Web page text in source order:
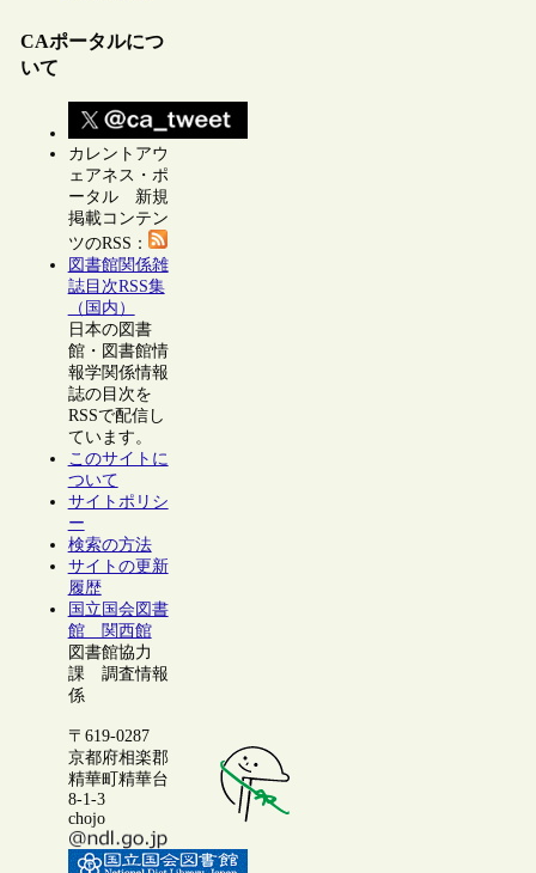
CAポータルにつ
いて
カレントアウ
ェアネス・ポ
ータル 新規
掲載コンテン
ツのRSS：
図書館関係雑
誌目次RSS集
（国内）
日本の図書
館・図書館情
報学関係情報
誌の目次を
RSSで配信し
ています。
このサイトに
ついて
サイトポリシ
ー
検索の方法
サイトの更新
履歴
国立国会図書
館 関西館
図書館協力
課 調査情報
係
〒619-0287
京都府相楽郡
精華町精華台
8-1-3
chojo